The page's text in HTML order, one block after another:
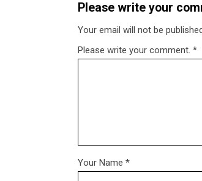
Please write your
Your email will not be
Please write your comment. *
Your Name *